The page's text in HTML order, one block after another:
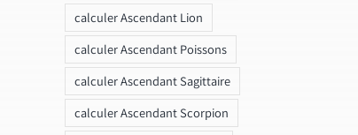
calculer Ascendant Lion
calculer Ascendant Poissons
calculer Ascendant Sagittaire
calculer Ascendant Scorpion